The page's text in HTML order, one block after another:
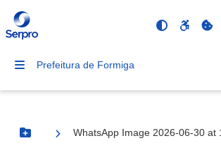
Prefeitura de Formiga
Botão Menu
WhatsApp Image 2026-06-30 at